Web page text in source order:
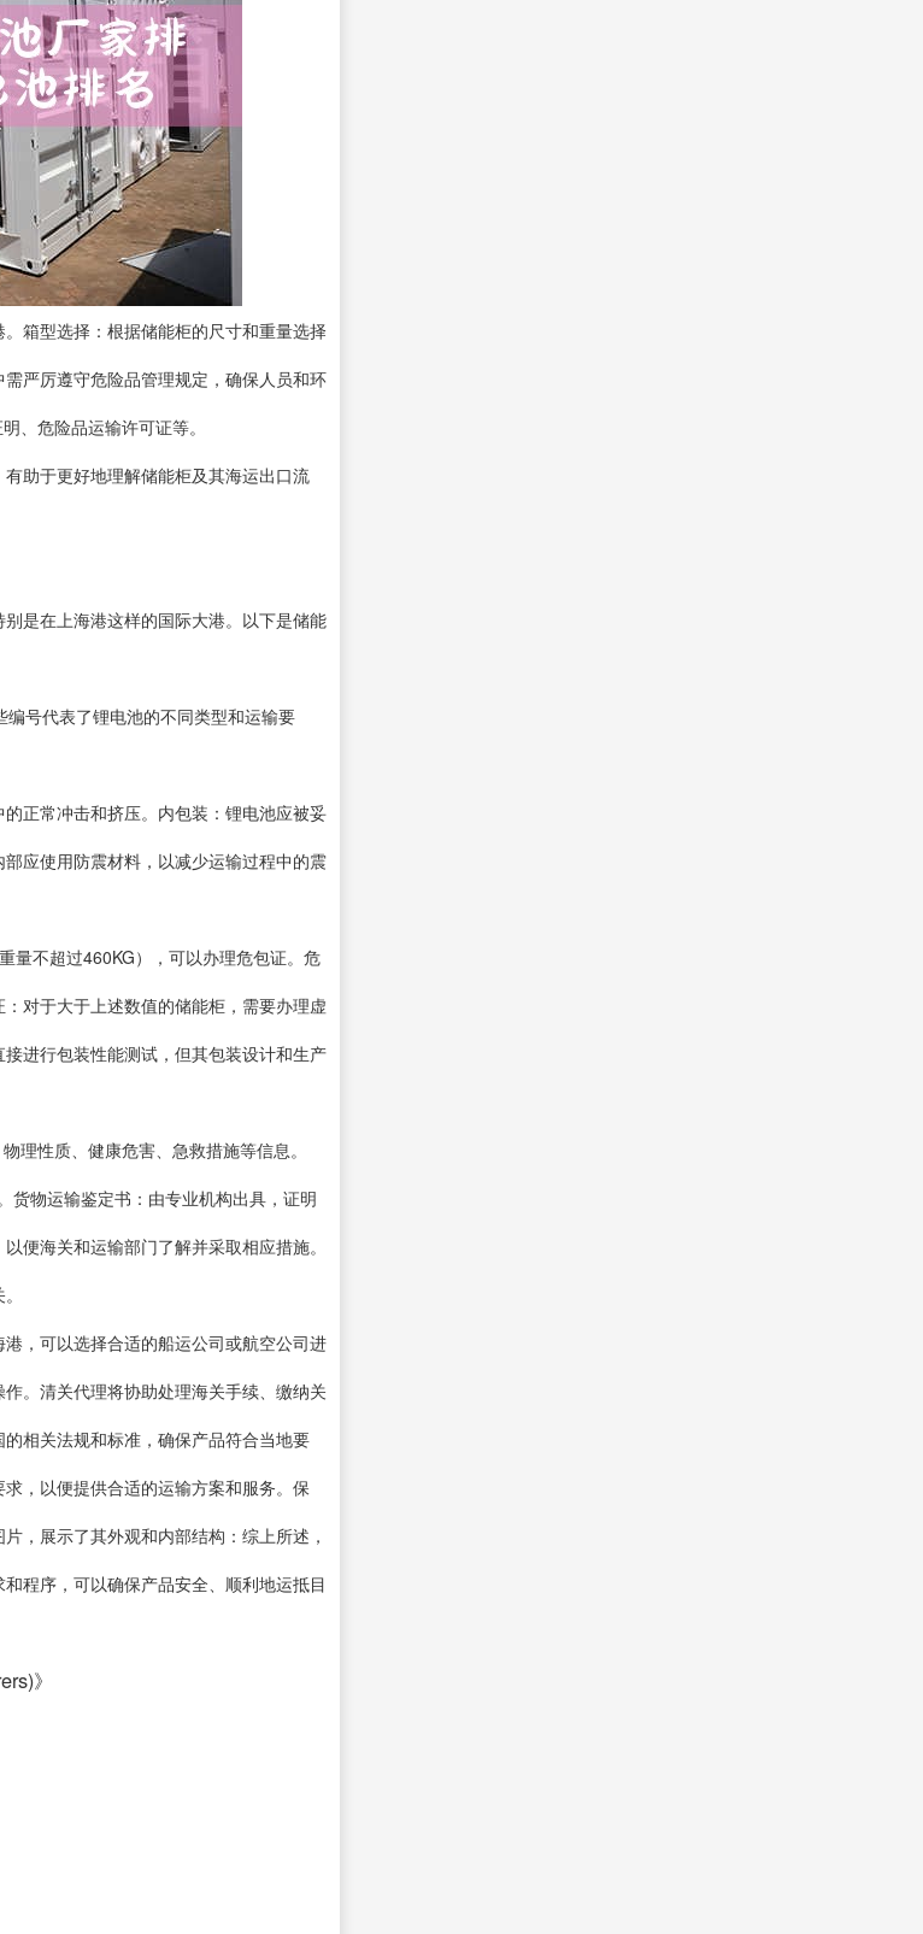
箱型选择：根据储能柜的尺寸和重量选择
严厉遵守危险品管理规定，确保人员和环
、危险品运输许可证等。
助于更好地理解储能柜及其海运出口流
是在上海港这样的国际大港。以下是储能
号代表了锂电池的不同类型和运输要
正常冲击和挤压。内包装：锂电池应被妥
应使用防震材料，以减少运输过程中的震
量不超过460KG），可以办理危包证。危
对于大于上述数值的储能柜，需要办理虚
进行包装性能测试，但其包装设计和生产
理性质、健康危害、急救措施等信息。
货物运输鉴定书：由专业机构出具，证明
便海关和运输部门了解并采取相应措施。
，可以选择合适的船运公司或航空公司进
。清关代理将协助处理海关手续、缴纳关
相关法规和标准，确保产品符合当地要
，以便提供合适的运输方案和服务。保
，展示了其外观和内部结构：综上所述，
程序，可以确保产品安全、顺利地运抵目
》